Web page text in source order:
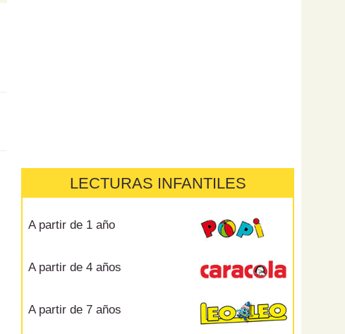
LECTURAS INFANTILES
A partir de 1 año
A partir de 4 años
A partir de 7 años